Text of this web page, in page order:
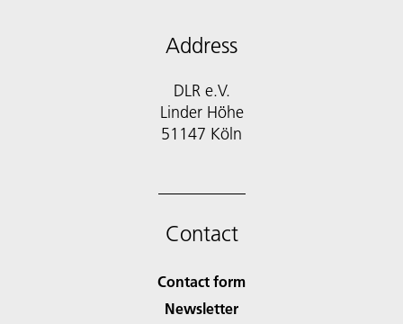
Address
DLR e.V.
Linder Höhe
51147 Köln
Contact
Contact form
Newsletter